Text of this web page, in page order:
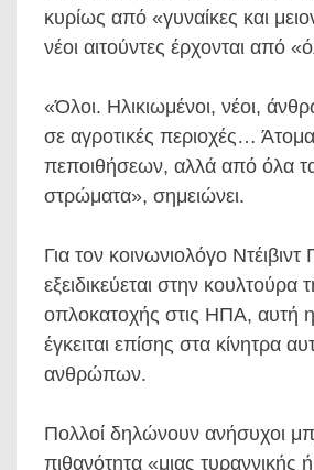
κυρίως από «γυναίκες και
νέοι αιτούντες έρχονται από
«Όλοι. Ηλικιωμένοι, νέοι,
σε αγροτικές περιοχές…
πεποιθήσεων, αλλά από όλα
στρώματα», σημειώνει.
Για τον κοινωνιολόγο Ντέιβιντ
εξειδικεύεται στην κουλτούρα
οπλοκατοχής στις ΗΠΑ, αυτή
έγκειται επίσης στα κίνητρα
ανθρώπων.
Πολλοί δηλώνουν ανήσυχοι
πιθανότητα «μιας τυραννικής